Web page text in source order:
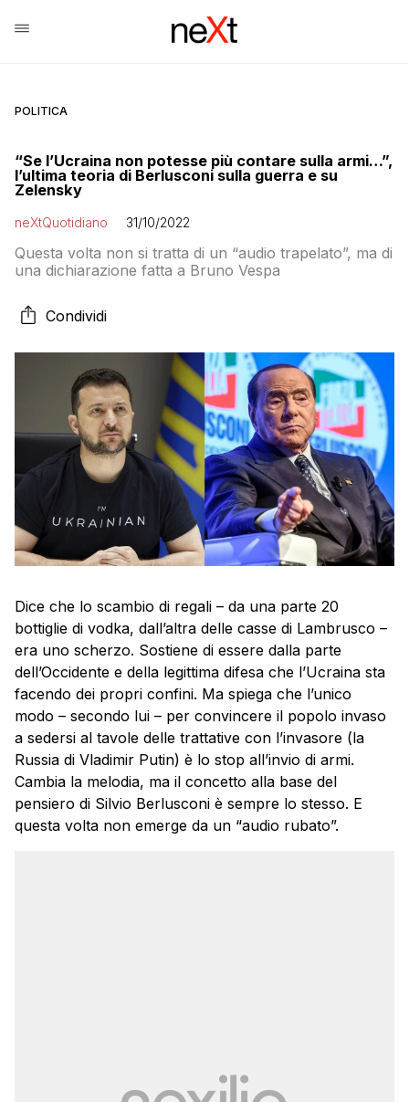
POLITICA
“Se l’Ucraina non potesse più contare sulla armi…”,
l’ultima teoria di Berlusconi sulla guerra e su
Zelensky
neXtQuotidiano 31/10/2022
Questa volta non si tratta di un “audio trapelato”, ma di
una dichiarazione fatta a Bruno Vespa
Condividi
Dice che lo scambio di regali – da una parte 20
bottiglie di vodka, dall’altra delle casse di Lambrusco –
era uno scherzo. Sostiene di essere dalla parte
dell’Occidente e della legittima difesa che l’Ucraina sta
facendo dei propri confini. Ma spiega che l’unico
modo – secondo lui – per convincere il popolo invaso
a sedersi al tavole delle trattative con l’invasore (la
Russia di Vladimir Putin) è lo stop all’invio di armi.
Cambia la melodia, ma il concetto alla base del
pensiero di Silvio Berlusconi è sempre lo stesso. E
questa volta non emerge da un “audio rubato”.